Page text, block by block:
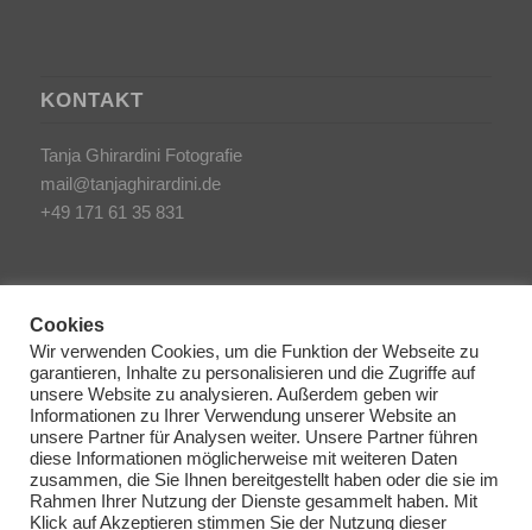
KONTAKT
Tanja Ghirardini Fotografie
mail@tanjaghirardini.de
+49 171 61 35 831
SONSTIGES
AGB/Impressum
Haftungsausschluss
Datenschutzerklärung
Cookies
Wir verwenden Cookies, um die Funktion der Webseite zu
garantieren, Inhalte zu personalisieren und die Zugriffe auf
unsere Website zu analysieren. Außerdem geben wir
Informationen zu Ihrer Verwendung unserer Website an
unsere Partner für Analysen weiter. Unsere Partner führen
diese Informationen möglicherweise mit weiteren Daten
zusammen, die Sie Ihnen bereitgestellt haben oder die sie im
Rahmen Ihrer Nutzung der Dienste gesammelt haben. Mit
Klick auf Akzeptieren stimmen Sie der Nutzung dieser